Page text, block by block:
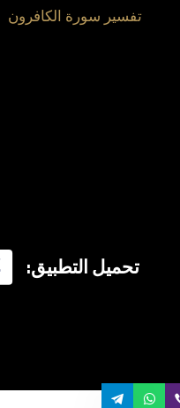
تفسير سورة الكافرون
تحميل التطبيق: